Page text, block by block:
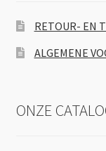
RETOUR- EN
ALGEMENE
ONZE